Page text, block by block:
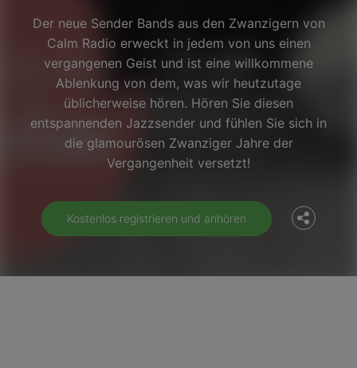
Der neue Sender Bands aus den Zwanzigern von
Calm Radio erweckt in jedem von uns einen
vergangenen Geist und ist eine willkommene
Ablenkung von dem, was wir heutzutage
üblicherweise hören. Hören Sie diesen
entspannenden Jazzsender und fühlen Sie sich in
die glamourösen Zwanziger Jahre der
Vergangenheit versetzt!
Kostenlos registrieren und anhören
Facebook